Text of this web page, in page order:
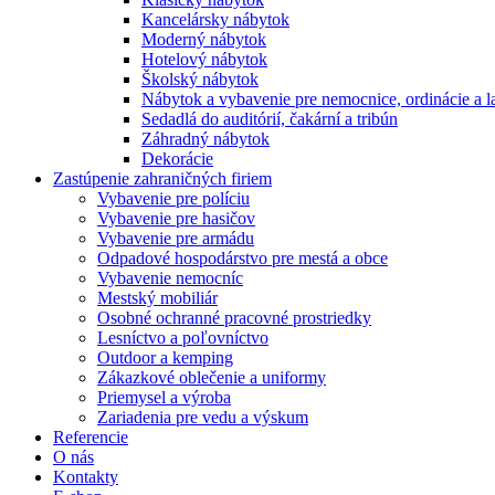
Kancelársky nábytok
Moderný nábytok
Hotelový nábytok
Školský nábytok
Nábytok a vybavenie pre nemocnice, ordinácie a
Sedadlá do auditórií, čakární a tribún
Záhradný nábytok
Dekorácie
Zastúpenie zahraničných firiem
Vybavenie pre políciu
Vybavenie pre hasičov
Vybavenie pre armádu
Odpadové hospodárstvo pre mestá a obce
Vybavenie nemocníc
Mestský mobiliár
Osobné ochranné pracovné prostriedky
Lesníctvo a poľovníctvo
Outdoor a kemping
Zákazkové oblečenie a uniformy
Priemysel a výroba
Zariadenia pre vedu a výskum
Referencie
O nás
Kontakty